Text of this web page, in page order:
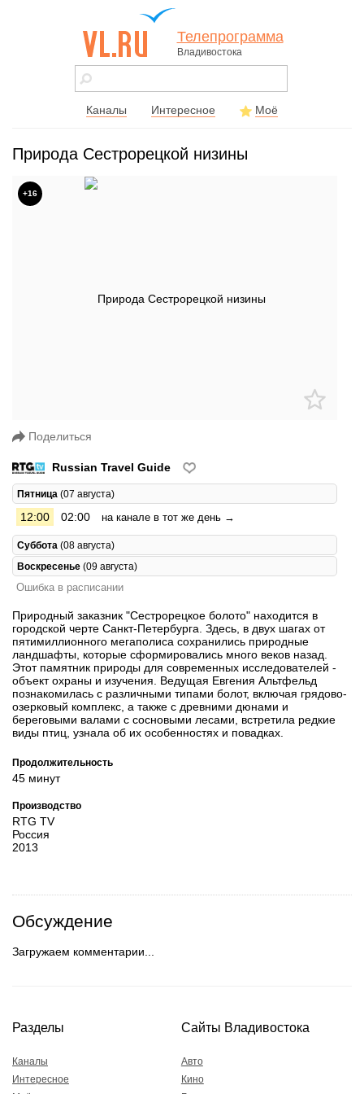
vl.ru - сайт
города
Телепрограмма
Владивостока
Каналы Интересное Моё
Природа Cестрорецкой низины
+16
Поделиться
Russian Travel Guide
Пятница (07 августа)
12:00 02:00 на канале в тот же день →
Суббота (08 августа)
Воскресенье (09 августа)
Ошибка в расписании
Природный заказник "Сестрорецкое болото" находится в
городской черте Санкт-Петербурга. Здесь, в двух шагах от
пятимиллионного мегаполиса сохранились природные
ландшафты, которые сформировались много веков назад.
Этот памятник природы для современных исследователей -
объект охраны и изучения. Ведущая Евгения Альтфельд
познакомилась с различными типами болот, включая грядово-
озерковый комплекс, а также с древними дюнами и
береговыми валами с сосновыми лесами, встретила редкие
виды птиц, узнала об их особенностях и повадках.
Продолжительность
45 минут
Производство
RTG TV
Россия
2013
Обсуждение
Загружаем комментарии...
Разделы
Каналы
Интересное
Сайты Владивостока
Авто
Кино